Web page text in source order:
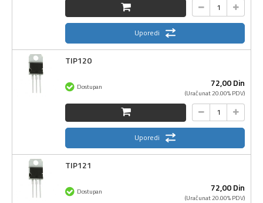
Uporedi
TIP120
72,00Din
(Uračunat 20.00% PDV)
Dostupan
Uporedi
TIP121
72,00Din
(Uračunat 20.00% PDV)
Dostupan